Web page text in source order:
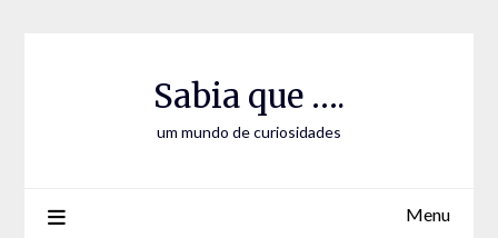
Sabia que ….
um mundo de curiosidades
Menu